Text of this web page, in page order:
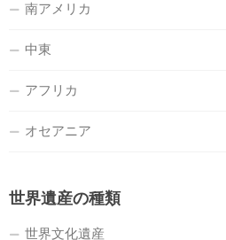
南アメリカ
中東
アフリカ
オセアニア
世界遺産の種類
世界文化遺産